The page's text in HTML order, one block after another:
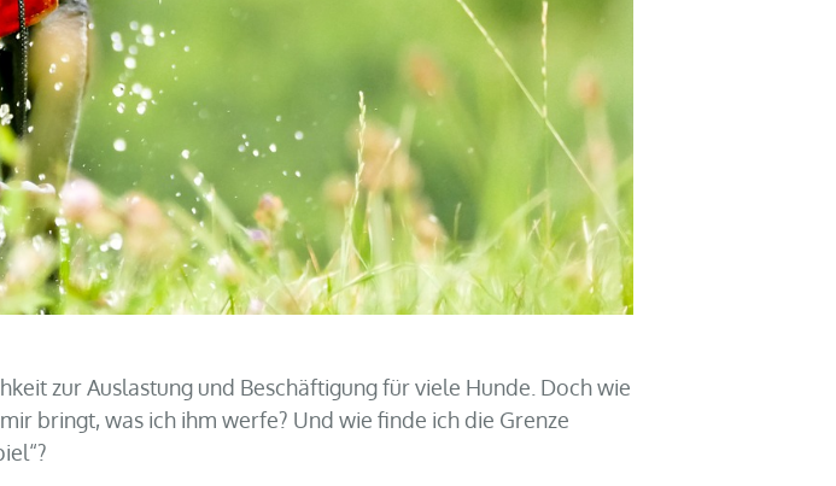
zur Auslastung und Beschäftigung für viele Hunde. Doch wie
bringt, was ich ihm werfe? Und wie finde ich die Grenze